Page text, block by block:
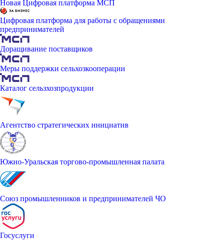
Новая Цифровая платформа МСП
Цифровая платформа для работы с обращениями
предпринимателей
Доращивание поставщиков
Меры поддержки сельхозкооперации
Каталог сельзхозпродукции
Агентство стратегических инициатив
Южно-Уральская торгово-промышленная палата
Союз промышленников и предпринимателей ЧО
Госуслуги